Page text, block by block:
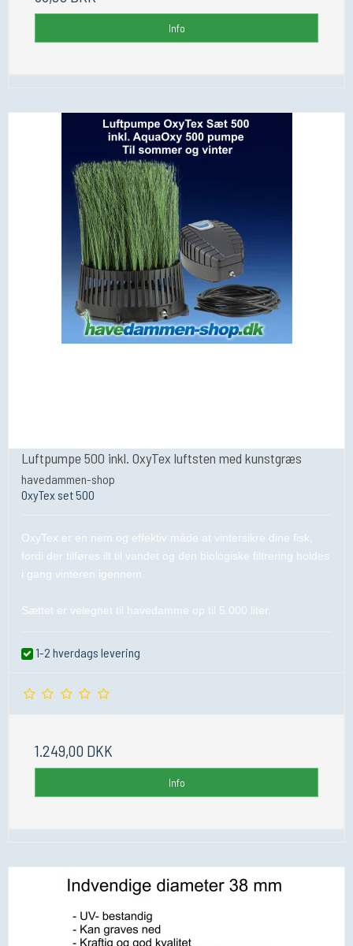
Info
Luftpumpe 500 inkl. OxyTex luftsten med kunstgræs
havedammen-shop
OxyTex set 500
OxyTex er en nem og effektiv måde at vintersikre dine fisk,
fordi der tilføres ilt til vandet og den biologiske filtrering holdes
i gang vinteren igennem.
Sættet er velegnet til havedamme op til 5.000 liter.
1-2 hverdags levering
1.249,00 DKK
Info